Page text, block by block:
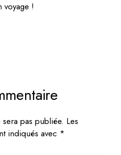
voyage !
pas publiée. Les
indiqués avec *